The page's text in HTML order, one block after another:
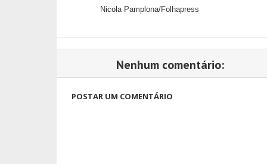
Nicola Pamplona/Folhapress
Nenhum comentário:
POSTAR UM COMENTÁRIO